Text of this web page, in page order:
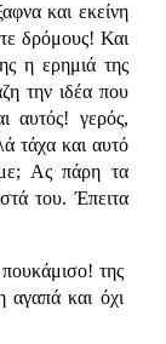
και εκείνη
δρόμους! Και
η ερημιά της
την ιδέα που
αυτός! γερός,
τάχα και αυτό
Ας πάρη τα
του. Έπειτα
της
αγαπά και όχι